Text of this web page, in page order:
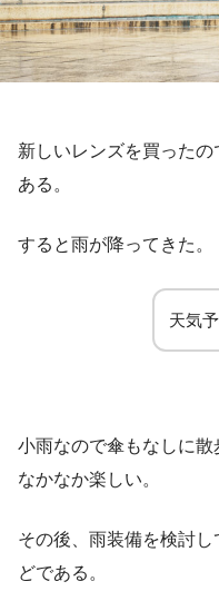
新しいレンズを買った
ある。
すると雨が降ってきた。
天気
小雨なので傘もなしに
なかなか楽しい。
その後、雨装備を検討
どである。